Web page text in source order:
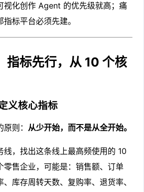
视化创作 Agent 的优先级就高；痛
标平台必须先建。
指标先行，从 10 个核
义核心指标
则： 从少开始，而不是从全开始。
线，找出这条线上最高频使用的 10
零售企业，可能是：销售额、订单
库存周转天数、复购率、退货率、